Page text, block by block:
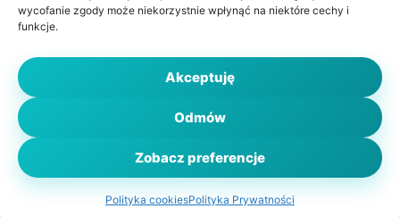
wycofanie zgody może niekorzystnie wpłynąć na niektóre cechy i
funkcje.
Akceptuję
Odmów
Zobacz preferencje
Polityka cookiesPolityka Prywatności
Polityka prywatności
© 2026 WiadomościZdrowotne.pl. Wszystkie prawa